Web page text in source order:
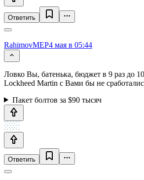
Ответить
RahimovMEP4 мая в 05:44
Ловко Вы, батенька, бюджет в 9 раз до
Lockheed Martin с Вами бы не
Пакет болтов за $90 тысяч
Ответить